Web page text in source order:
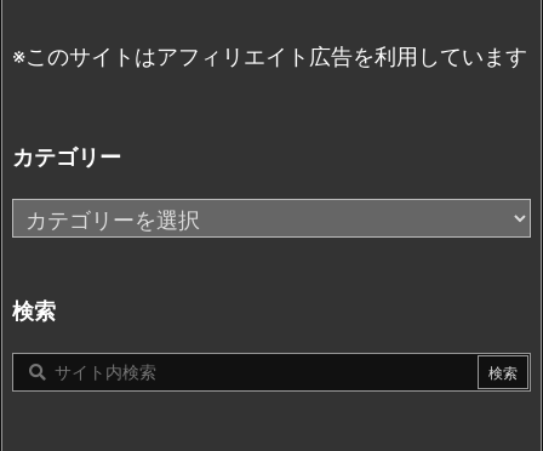
※このサイトはアフィリエイト広告を利用しています
カテゴリー
カ
テ
リ
ー
検索